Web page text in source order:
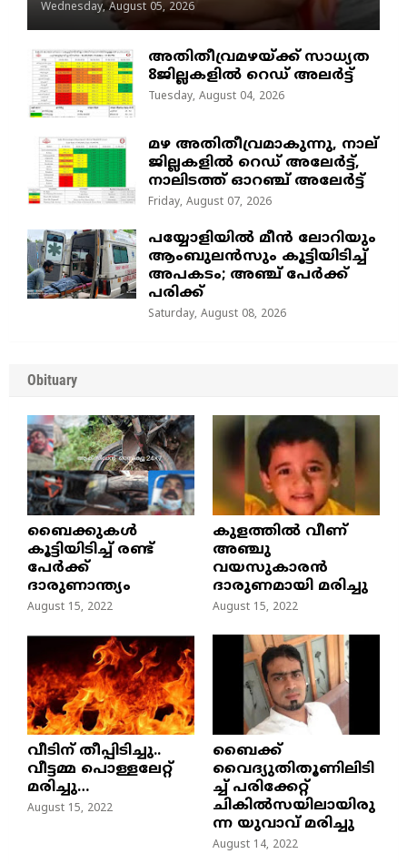
Wednesday, August 05, 2026
അതിതീവ്രമഴയ്ക്ക് സാധ്യത
8ജില്ലകളിൽ റെഡ് അലർട്ട്
Tuesday, August 04, 2026
മഴ അതിതീവ്രമാകുന്നു, നാല്
ജില്ലകളില്‍ റെഡ് അലേര്‍ട്ട്‌,
നാലിടത്ത് ഓറഞ്ച് അലേർട്ട്
Friday, August 07, 2026
പയ്യോളിയിൽ മീൻ ലോറിയും
ആംബുലൻസും കൂട്ടിയിടിച്ച്
അപകടം; അഞ്ച് പേർക്ക്
പരിക്ക്
Saturday, August 08, 2026
Obituary
ബൈക്കുകൾ
കൂട്ടിയിടിച്ച് രണ്ട്
പേർക്ക്
ദാരുണാന്ത്യം
August 15, 2022
കുളത്തില്‍ വീണ്
അഞ്ചു
വയസുകാരന്‍
ദാരുണമായി മരിച്ചു
August 15, 2022
വീടിന് തീപ്പിടിച്ചു..
വീട്ടമ്മ പൊള്ളലേറ്റ്
മരിച്ചു…
August 15, 2022
ബൈക്ക്
വൈദ്യുതിതൂണിലിടി
ച്ച്‌ പരിക്കേറ്റ്
ചികില്‍സയിലായിരു
ന്ന യുവാവ് മരിച്ചു
August 14, 2022